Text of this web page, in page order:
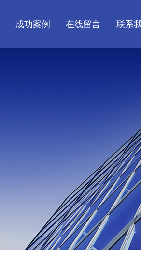
成功案例 在线留言 联系